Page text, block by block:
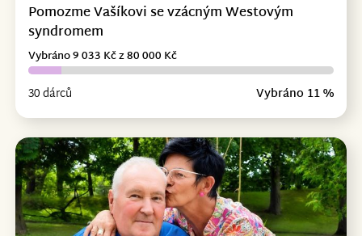
Pomozme Vašíkovi se vzácným Westovým
syndromem
30 dárců Vybráno 11 %
Vybráno 9 033 Kč z 80 000 Kč